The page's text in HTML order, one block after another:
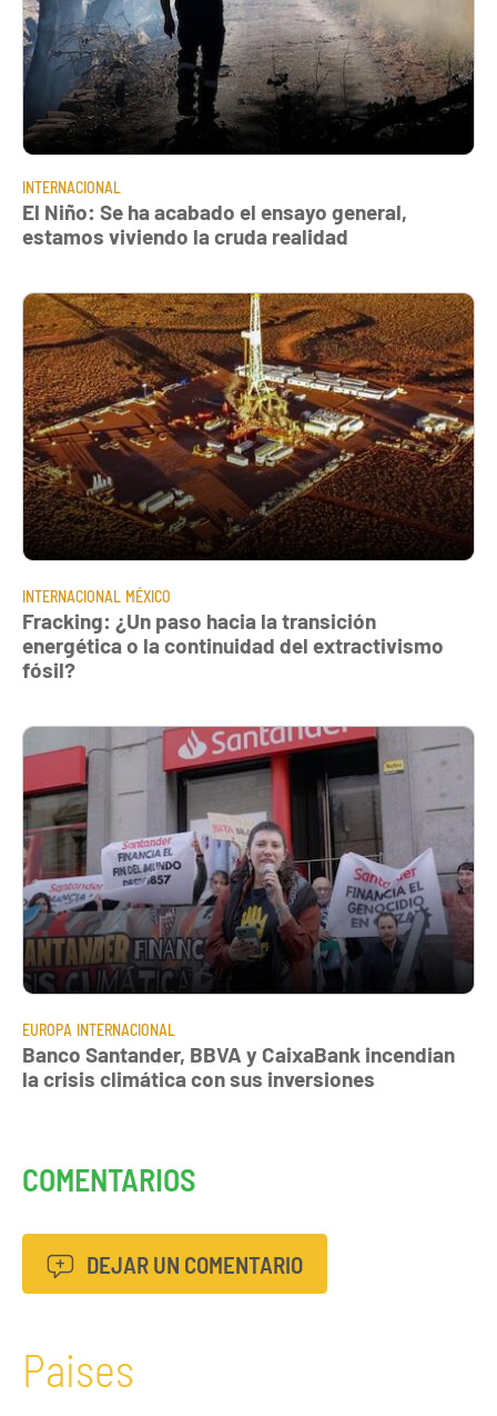
INTERNACIONAL
El Niño: Se ha acabado el ensayo general,
estamos viviendo la cruda realidad
INTERNACIONAL MÉXICO
Fracking: ¿Un paso hacia la transición
energética o la continuidad del extractivismo
fósil?
EUROPA INTERNACIONAL
Banco Santander, BBVA y CaixaBank incendian
la crisis climática con sus inversiones
COMENTARIOS
DEJAR UN COMENTARIO
Paises